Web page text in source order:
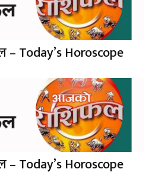
Today’s Horoscope
Today’s Horoscope